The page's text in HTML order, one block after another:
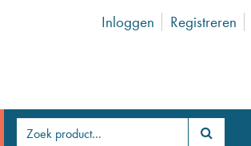
Inloggen Registreren